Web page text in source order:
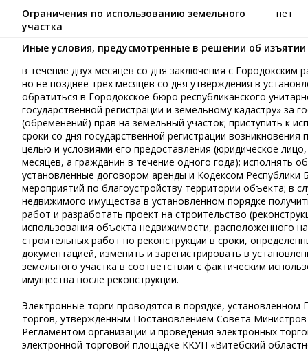
Ограничения по использованию земельного
участка
нет
Иные условия, предусмотренные в решении об изъятии
в течение двух месяцев со дня заключения с Городокским
но не позднее трех месяцев со дня утверждения в
обратиться в Городокское бюро республиканского
государственной регистрации и земельному кадастру» за
(обременений) прав на земельный участок; приступить к
сроки со дня государственной регистрации
целью и условиями его предоставления (юридическое
месяцев, а гражданин в течение одного года); исполнять
установленные договором аренды и Кодексом Республики
мероприятий по благоустройству территории объекта; в
недвижимого имущества в установленном порядке
работ и разработать проект на строительство
использования объекта недвижимости, расположенного
строительных работ по реконструкции в сроки,
документацией, изменить и зарегистрировать в
земельного участка в соответствии с фактическим
имущества после реконструкции.
Электронные торги проводятся в порядке,
торгов, утвержденным Постановлением Совета
Регламентом организации и проведения электронных
электронной торговой площадке ККУП «Витебский